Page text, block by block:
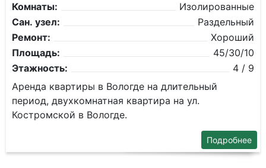
Комнаты:
Изолированные
Сан. узел:
Раздельный
Ремонт:
Хороший
Площадь:
45/30/10
Этажность:
4 / 9
Аренда квартиры в Вологде на длительный
период, двухкомнатная квартира на ул.
Костромской в Вологде.
Подробнее